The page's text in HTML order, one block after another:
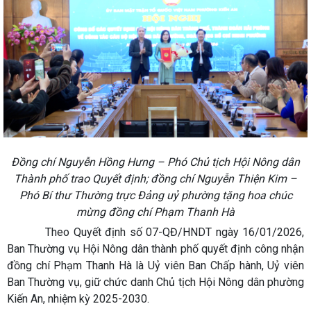
Đồng chí Nguyễn Hồng Hưng – Phó Chủ tịch Hội Nông dân
Thành phố trao Quyết định; đồng chí Nguyễn Thiện Kim –
Phó Bí thư Thường trực Đảng uỷ phường tặng hoa chúc
mừng đồng chí Phạm Thanh Hà
Theo Quyết định số 07-QĐ/HNDT ngày 16/01/2026,
Ban Thường vụ Hội Nông dân thành phố quyết định công nhận
đồng chí Phạm Thanh Hà là Uỷ viên Ban Chấp hành, Uỷ viên
Ban Thường vụ, giữ chức danh Chủ tịch Hội Nông dân phường
Kiến An, nhiệm kỳ 2025-2030.